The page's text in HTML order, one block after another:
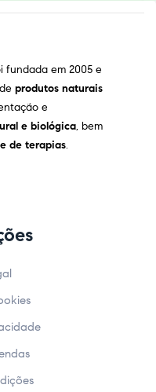
fundada em 2005 e
produtos naturais
e
e biológica, bem
de terapias.